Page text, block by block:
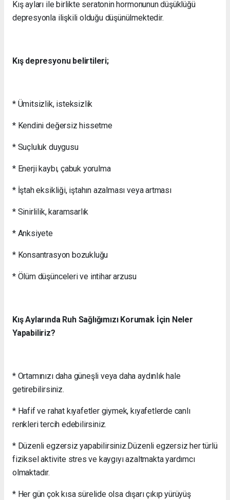
Kış ayları ile birlikte seratonin hormonunun düşüklüğü
depresyonla ilişkili olduğu düşünülmektedir.
Kış depresyonu belirtileri;
* Ümitsizlik, isteksizlik
* Kendini değersiz hissetme
* Suçluluk duygusu
* Enerji kaybı, çabuk yorulma
* İştah eksikliği, iştahın azalması veya artması
* Sinirlilik, karamsarlık
* Anksiyete
* Konsantrasyon bozukluğu
* Ölüm düşünceleri ve intihar arzusu
Kış Aylarında Ruh Sağlığımızı Korumak İçin Neler
Yapabiliriz?
* Ortamınızı daha güneşli veya daha aydınlık hale
getirebilirsiniz.
* Hafif ve rahat kıyafetler giymek, kıyafetlerde canlı
renkleri tercih edebilirsiniz.
* Düzenli egzersiz yapabilirsiniz.Düzenli egzersiz her türlü
fiziksel aktivite stres ve kaygıyı azaltmakta yardımcı
olmaktadır.
* Her gün çok kısa sürelide olsa dışarı çıkıp yürüyüş